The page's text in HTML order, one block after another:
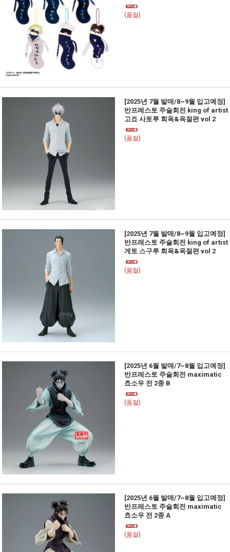
(품절)
[2025년 7월 발매/8~9월 입고예정]
반프레스토 주술회전 king of artist
고죠 사토루 회옥&옥절편 vol 2
(품절)
[2025년 7월 발매/8~9월 입고예정]
반프레스토 주술회전 king of artist
게토 스구루 회옥&옥절편 vol 2
(품절)
[2025년 6월 발매/7~8월 입고예정]
반프레스토 주술회전 maximatic
쵸소우 전 2종 B
(품절)
[2025년 6월 발매/7~8월 입고예정]
반프레스토 주술회전 maximatic
쵸소우 전 2종 A
(품절)